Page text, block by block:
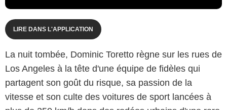
LIRE DANS L'APPLICATION
La nuit tombée, Dominic Toretto règne sur les rues de
Los Angeles à la tête d'une équipe de fidèles qui
partagent son goût du risque, sa passion de la
vitesse et son culte des voitures de sport lancées à